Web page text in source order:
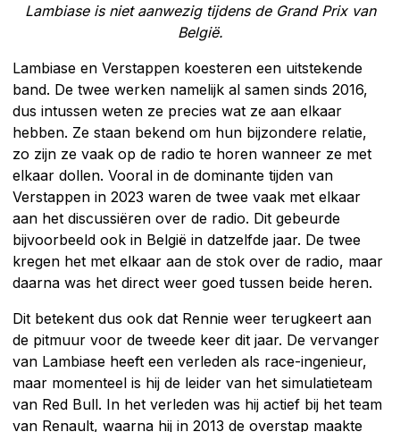
Lambiase is niet aanwezig tijdens de Grand Prix van
België.
Lambiase en Verstappen koesteren een uitstekende
band. De twee werken namelijk al samen sinds 2016,
dus intussen weten ze precies wat ze aan elkaar
hebben. Ze staan bekend om hun bijzondere relatie,
zo zijn ze vaak op de radio te horen wanneer ze met
elkaar dollen. Vooral in de dominante tijden van
Verstappen in 2023 waren de twee vaak met elkaar
aan het discussiëren over de radio. Dit gebeurde
bijvoorbeeld ook in België in datzelfde jaar. De twee
kregen het met elkaar aan de stok over de radio, maar
daarna was het direct weer goed tussen beide heren.
Dit betekent dus ook dat Rennie weer terugkeert aan
de pitmuur voor de tweede keer dit jaar. De vervanger
van Lambiase heeft een verleden als race-ingenieur,
maar momenteel is hij de leider van het simulatieteam
van Red Bull. In het verleden was hij actief bij het team
van Renault, waarna hij in 2013 de overstap maakte